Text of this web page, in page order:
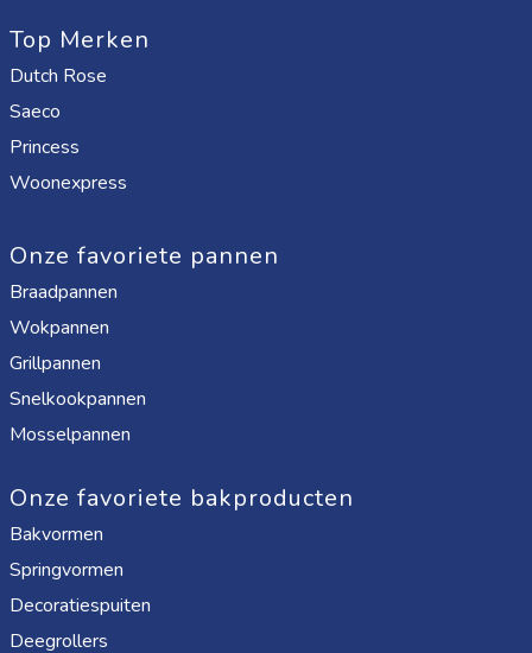
Top Merken
Dutch Rose
Saeco
Princess
Woonexpress
Onze favoriete pannen
Braadpannen
Wokpannen
Grillpannen
Snelkookpannen
Mosselpannen
Onze favoriete bakproducten
Bakvormen
Springvormen
Decoratiespuiten
Deegrollers